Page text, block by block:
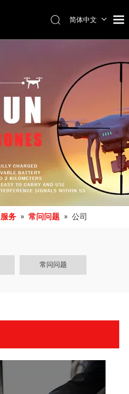
简体中文
服务 » 常问问题 » 公司
常问问题